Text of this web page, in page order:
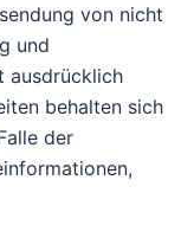
von nicht
und
ausdrücklich
behalten sich
der